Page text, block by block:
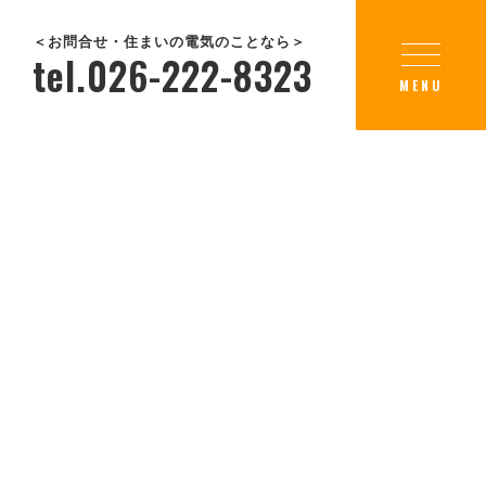
＜お問合せ・住まいの電気のことなら＞
tel.026-222-8323